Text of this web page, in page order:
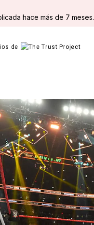
hace más de 7 meses.
de